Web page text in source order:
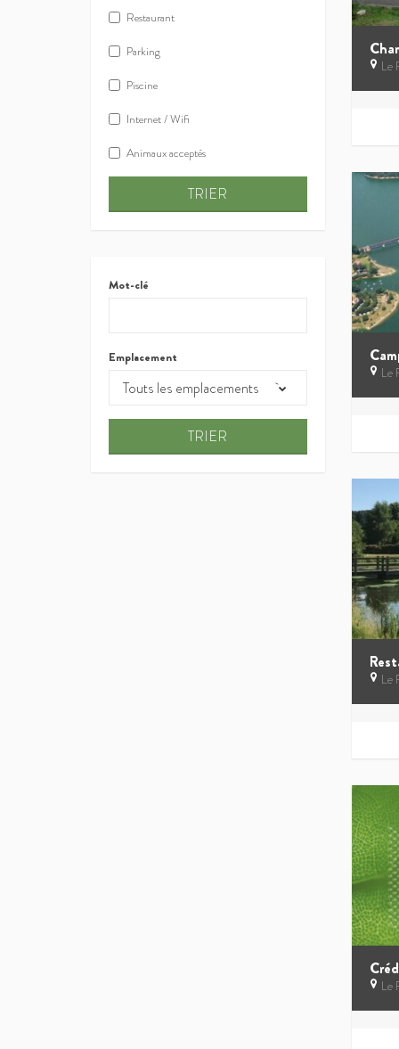
Restaurant
Parking
Piscine
Internet / Wifi
Animaux acceptés
TRIER
Mot-clé
Emplacement
Touts les emplacements
TRIER
Le
Le
Le
Le